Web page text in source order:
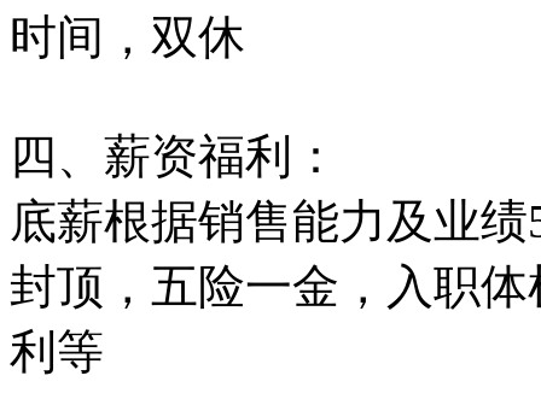
时间，双休
四、薪资福利：
底薪根据销售能力及业
封顶，五险一金，入职
利等